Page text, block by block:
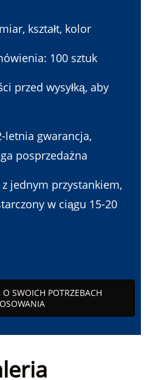
kształt, kolor
100 sztuk
przed wysyłką, aby
letnia gwarancja,
posprzedażna
jednym przystankiem,
w ciągu 15-20
SWOICH POTRZEBACH